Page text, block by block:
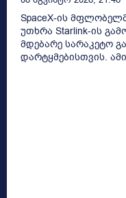
SpaceX-ის
უთხრა Starlink-ის
მდებარე სარაკეტო
დარტყმებისთვის.